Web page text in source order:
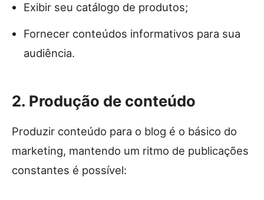
Exibir seu catálogo de produtos;
Fornecer conteúdos informativos para sua
audiência.
2. Produção de conteúdo
Produzir conteúdo para o blog é o básico do
marketing, mantendo um ritmo de publicações
constantes é possível: